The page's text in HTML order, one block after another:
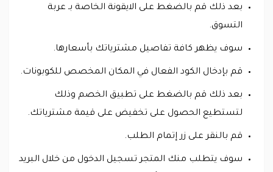
بعد ذلك قم بالضغط على الايقونة الخاصة بـ عربة
التسوق.
سوف يظهر كافة تفاصيل مشترياتك بأسعارها.
قم بإدخال الكود الفعال في المكان المخصص للكوبونات.
بعد ذلك قم بالضغط على تطبيق الخصم وذلك
لتستطيع الحصول على تخفيض على قيمة مشترياتك.
قم بالنقر على زر إتمام الطلب.
سوف يتطلب منك المتجر تسجيل الدخول من خلال البريد